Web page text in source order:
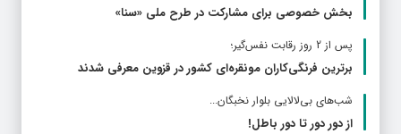
بخش خصوصی برای مشارکت در طرح ملی «سنا»
پس از 2 روز رقابت نفس‌گیر؛
برترین فرنگی‌کاران مونقره‌ای کشور در قزوین معرفی شدند
شب‌های بی‌لالایی بلوار نخبگان...
از دور دور تا دور باطل!